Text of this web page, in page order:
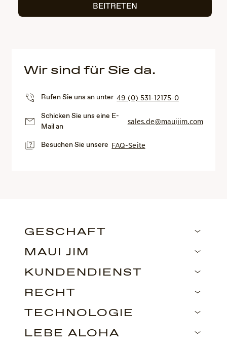
BEITRETEN
Wir sind für Sie da.
Rufen Sie uns an unter49 (0) 531-12175-0
Schicken Sie uns eine E-
Mail an
sales.de@mauijim.com
Besuchen Sie unsere FAQ-Seite
GESCHÄFT
MAUI JIM
KUNDENDIENST
RECHT
TECHNOLOGIE
LEBE ALOHA